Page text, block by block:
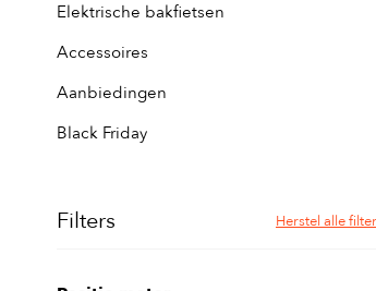
Elektrische bakfietsen
Accessoires
Aanbiedingen
Black Friday
Filters Herstel alle